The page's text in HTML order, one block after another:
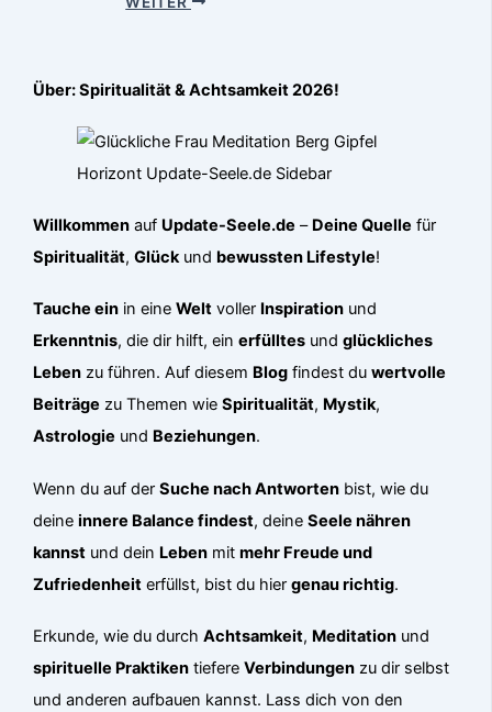
Über: Spiritualität & Achtsamkeit 2026!
Willkommen auf Update-Seele.de – Deine Quelle für
Spiritualität,Glückund bewussten Lifestyle!
Tauche ein in eineWelt voller Inspiration und
Erkenntnis, die dir hilft, einerfülltes undglückliches
Leben zu führen. Auf diesem Blog findest duwertvolle
Beiträge zu Themen wieSpiritualität, Mystik,
Astrologie und Beziehungen.
Wenn du auf derSuche nach Antworten bist, wie du
deineinnere Balance findest, deineSeele nähren
kannst und dein Leben mitmehr Freude und
Zufriedenheit erfüllst, bist du hiergenau richtig.
Erkunde, wie du durchAchtsamkeit, Meditation und
spirituelle Praktiken tiefereVerbindungen zu dir selbst
und anderen aufbauen kannst. Lass dich von den